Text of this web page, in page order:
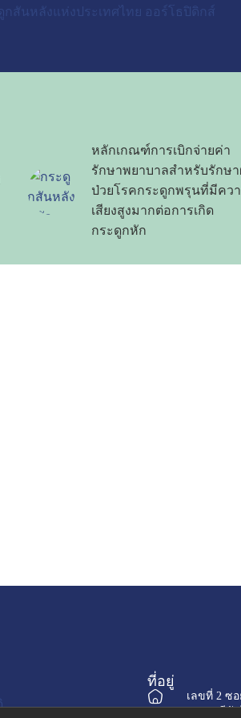
หลักเกณฑ์การเบิกจ่ายค่า
รักษาพยาบาลสำหรับรักษา
ป่วยโรคกระดูกพรุนที่มีคว
เสียงสูงมากต่อการเกิด
กระดูกหัก
ที่อยู่
เลขที่ 2 ซ
เพชรบุรีตั